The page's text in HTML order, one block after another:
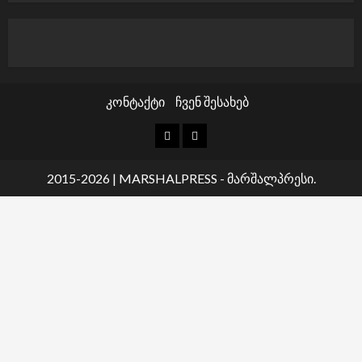
კონტაქტი ჩვენ შესახებ
კონტაქტი
ჩვენ
2015-2026 | MARSHALPRESS - მარშალპრესი.